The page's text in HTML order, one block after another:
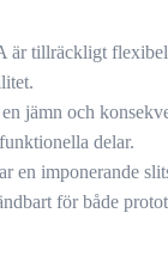
är tillräckligt
jämn och
delar.
en imponerande
för både